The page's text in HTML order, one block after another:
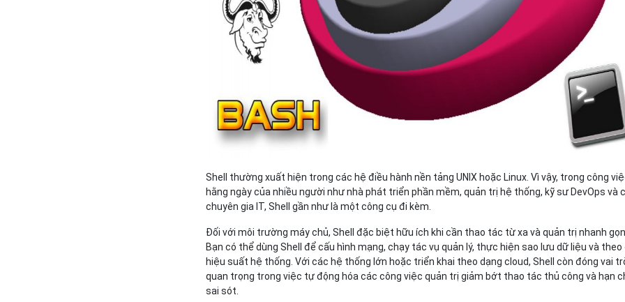
Shell thường xuất hiện trong các hệ điều hành nền tảng UNIX hoặc Linux. Vì vậy, trong công
hằng ngày của nhiều người như nhà phát triển phần mềm, quản trị hệ thống, kỹ sư DevOps và
chuyên gia IT, Shell gần như là một công cụ đi kèm.
Đối với môi trường máy chủ, Shell đặc biệt hữu ích khi cần thao tác từ xa và quản trị nhanh
Bạn có thể dùng Shell để cấu hình mạng, chạy tác vụ quản lý, thực hiện sao lưu dữ liệu và theo
hiệu suất hệ thống. Với các hệ thống lớn hoặc triển khai theo dạng cloud, Shell còn đóng vai
quan trọng trong việc tự động hóa các công việc quản trị giảm bớt thao tác thủ công và hạn
sai sót.